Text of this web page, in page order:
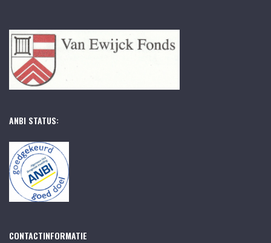
ANBI STATUS:
CONTACTINFORMATIE